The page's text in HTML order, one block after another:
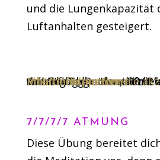
und die Lungenkapazität
Luftanhalten gesteigert.
Sie sehen gerade einen Platzhalterinhalt vonYouTube
. Um auf den eigentlichen Inhalt zuzugreifen, klicken Sie auf die Schaltfläche unten. Bitte beachten Sie, dass dabei Daten an Drittanbieter weitergegeben werden.
Mehr Informationen
Inhalt entsperren
Erforderlichen Service akzeptieren und Inhalte entsperren
7/7/7/7 ATMUNG
Diese Übung bereitet